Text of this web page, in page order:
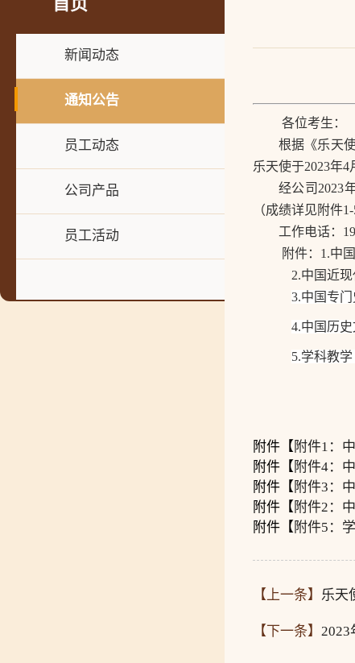
新闻动态
通知公告
员工动态
公司产品
员工活动
各位考生：
根据《乐天
乐天使于2023年4
经公司 2023
（成绩详见附件1
工作电话：
附件： 1 .中
2.中国近
3.中国专
4.中国历
5.学科教
附件【 附件1：
附件【 附件4：
附件【 附件3：
附件【 附件2：
附件【 附件5：
【上一条】 乐天
【下一条】 2023